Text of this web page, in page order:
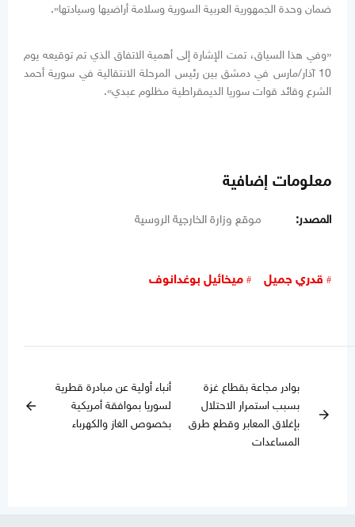
ضمان وحدة الجمهورية العربية السورية وسلامة أراضيها وسيادتها».
«وفي هذا السياق، تمت الإشارة إلى أهمية الاتفاق الذي تم توقيعه يوم
10 آذار/مارس في دمشق بين رئيس المرحلة الانتقالية في سورية أحمد
الشرع وقائد قوات سوريا الديمقراطية مظلوم عبدي».
معلومات إضافية
المصدر: موقع وزارة الخارجية الروسية
قدري جميل ميخائيل بوغدانوف
arrow_forward
بوادر مجاعة بقطاع غزة
بسبب استمرار الاحتلال
بإغلاق المعابر وقطع طرق
المساعدات
أنباء أولية عن مبادرة قطرية
لسوريا بموافقة أمريكية
بخصوص الغاز والكهرباء
arrow_back